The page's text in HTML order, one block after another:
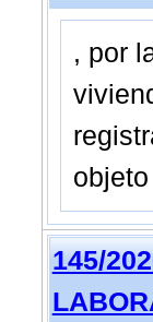
, por
145/